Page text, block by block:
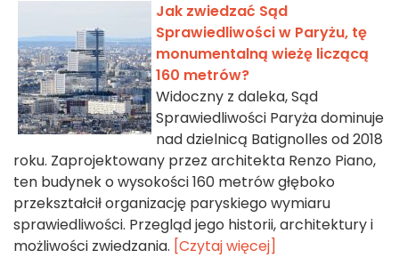
Jak zwiedzać Sąd
Sprawiedliwości w Paryżu, tę
monumentalną wieżę liczącą
160 metrów?
Widoczny z daleka, Sąd
Sprawiedliwości Paryża dominuje
nad dzielnicą Batignolles od 2018
roku. Zaprojektowany przez architekta Renzo Piano,
ten budynek o wysokości 160 metrów głęboko
przekształcił organizację paryskiego wymiaru
sprawiedliwości. Przegląd jego historii, architektury i
możliwości zwiedzania. [Czytaj więcej]